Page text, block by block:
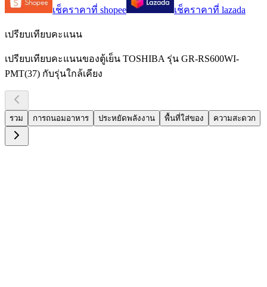
เช็คราคาที่ shopee เช็คราคาที่ lazada
เปรียบเทียบคะแนน
เปรียบเทียบคะแนนของตู้เย็น TOSHIBA รุ่น GR-RS600WI-
PMT(37) กับรุ่นใกล้เคียง
รวม การถนอมอาหาร ประหยัดพลังงาน พื้นที่ใส่ของ ความสะดวก